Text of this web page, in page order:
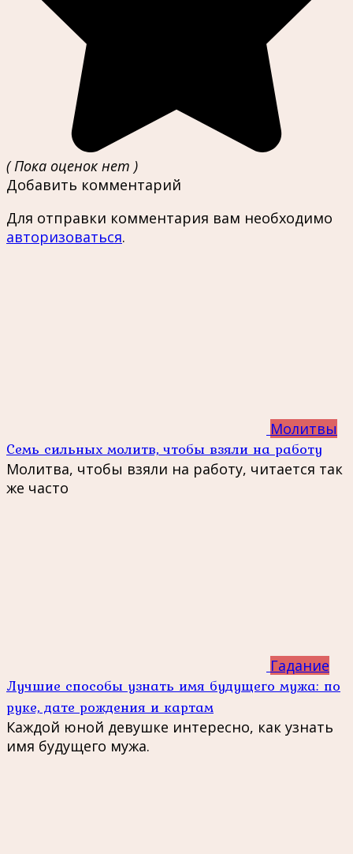
( Пока оценок нет )
Добавить комментарий
Для отправки комментария вам необходимо
авторизоваться.
Молитвы
Семь сильных молитв, чтобы взяли на работу
Молитва, чтобы взяли на работу, читается так
же часто
Гадание
Лучшие способы узнать имя будущего мужа: по
руке, дате рождения и картам
Каждой юной девушке интересно, как узнать
имя будущего мужа.